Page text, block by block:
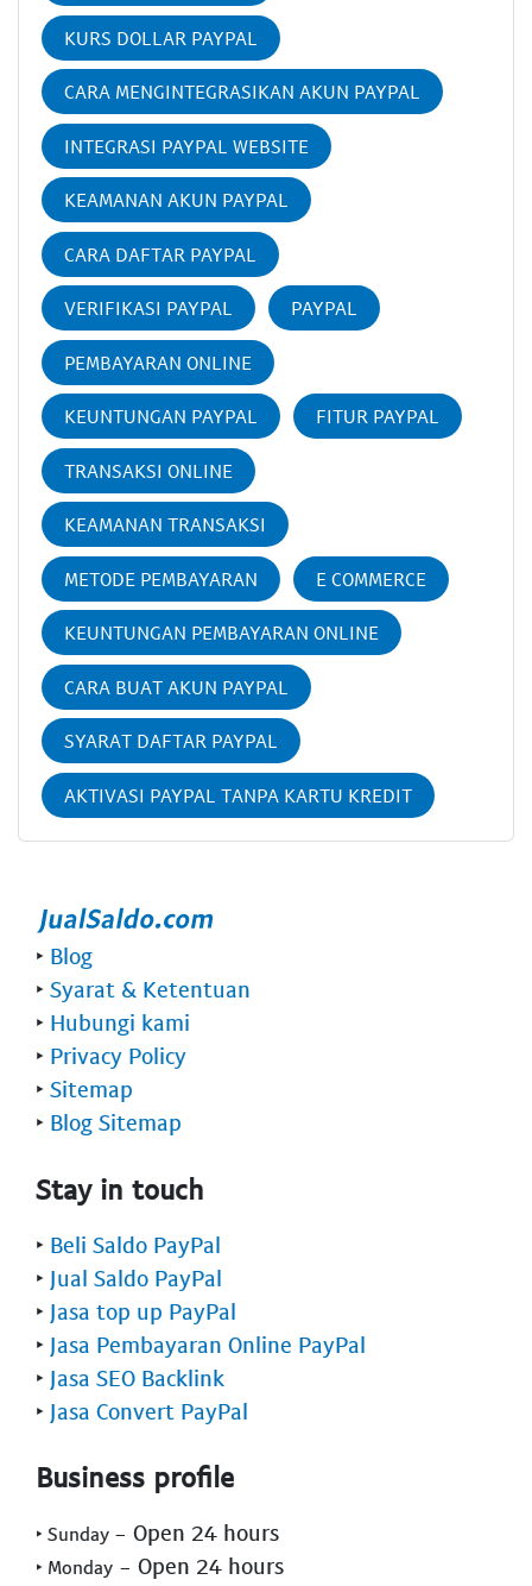
KURS DOLLAR PAYPAL
CARA MENGINTEGRASIKAN AKUN PAYPAL
INTEGRASI PAYPAL WEBSITE
KEAMANAN AKUN PAYPAL
CARA DAFTAR PAYPAL
VERIFIKASI PAYPAL PAYPAL
PEMBAYARAN ONLINE
KEUNTUNGAN PAYPAL FITUR PAYPAL
TRANSAKSI ONLINE
KEAMANAN TRANSAKSI
METODE PEMBAYARAN E COMMERCE
KEUNTUNGAN PEMBAYARAN ONLINE
CARA BUAT AKUN PAYPAL
SYARAT DAFTAR PAYPAL
AKTIVASI PAYPAL TANPA KARTU KREDIT
‣ Blog
‣ Syarat & Ketentuan
‣ Hubungi kami
‣ Privacy Policy
‣ Sitemap
‣ Blog Sitemap
Stay in touch
‣ Beli Saldo PayPal
‣ Jual Saldo PayPal
‣ Jasa top up PayPal
‣ Jasa Pembayaran Online PayPal
‣ Jasa SEO Backlink
‣ Jasa Convert PayPal
Business profile
‣ Sunday - Open 24 hours
‣ Monday - Open 24 hours